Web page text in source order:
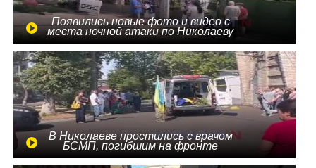
Появились новые фото и видео с
места ночной атаки по Николаеву
В Николаеве простились с врачом
БСМП, погибшим на фронте